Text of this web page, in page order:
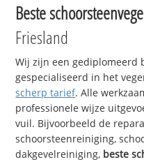
Beste
Friesland
Wij zijn een gediplomeerd
gespecialiseerd in het
scherp tarief. Alle
professionele wijze
vuil. Bijvoorbeeld de
schoorsteenreiniging,
dakgevelreiniging, beste